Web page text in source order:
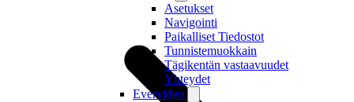
Asetukset
Navigointi
Paikalliset Tiedostot
Tunnistemuokkain
Tägikentän vastaavuudet
Yhteydet
Evervideo